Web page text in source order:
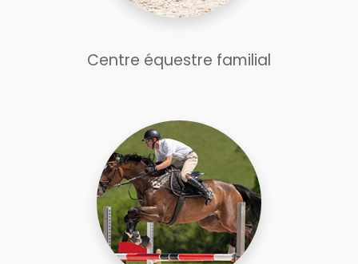
Centre équestre familial